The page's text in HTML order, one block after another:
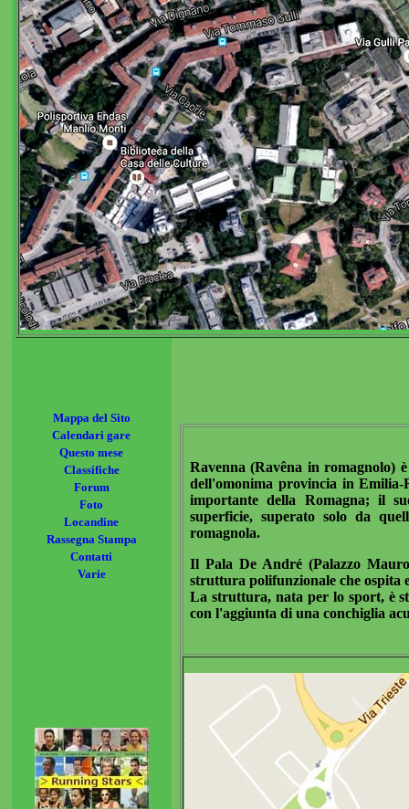
Mappa del Sito
Calendari gare
Questo mese
Classifiche
Forum
Foto
Locandine
Rassegna Stampa
Contatti
Varie
Ravenna (Ravêna in romagnolo)
dell'omonima provincia in
importante della Romagna; il
superficie, superato solo da
romagnola.
Il Pala De André (Palazzo
struttura polifunzionale che ospita
La struttura, nata per lo sport, è
con l'aggiunta di una conchiglia